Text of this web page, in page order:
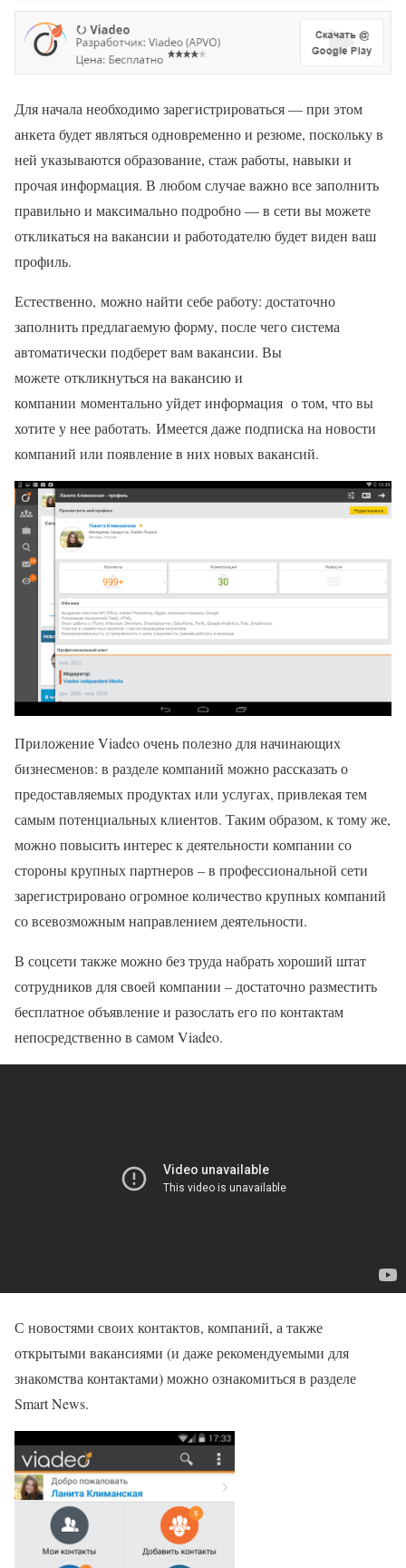
Для начала необходимо зарегистрироваться — при этом
анкета будет являться одновременно и резюме, поскольку в
ней указываются образование, стаж работы, навыки и
прочая информация. В любом случае важно все заполнить
правильно и максимально подробно — в сети вы можете
откликаться на вакансии и работодателю будет виден ваш
профиль.
Естественно, можно найти себе работу: достаточно
заполнить предлагаемую форму, после чего система
автоматически подберет вам вакансии. Вы
можете откликнуться на вакансию и
компании моментально уйдет информация о том, что вы
хотите у нее работать. Имеется даже подписка на новости
компаний или появление в них новых вакансий.
Приложение Viadeo очень полезно для начинающих
бизнесменов: в разделе компаний можно рассказать о
предоставляемых продуктах или услугах, привлекая тем
самым потенциальных клиентов. Таким образом, к тому же,
можно повысить интерес к деятельности компании со
стороны крупных партнеров – в профессиональной сети
зарегистрировано огромное количество крупных компаний
со всевозможным направлением деятельности.
В соцсети также можно без труда набрать хороший штат
сотрудников для своей компании – достаточно разместить
бесплатное объявление и разослать его по контактам
непосредственно в самом Viadeo.
С новостями своих контактов, компаний, а также
открытыми вакансиями (и даже рекомендуемыми для
знакомства контактами) можно ознакомиться в разделе
Smart News.